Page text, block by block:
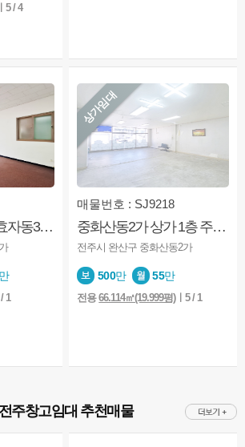
5 / 4
전주상가월세 ★효자동3가★1층★도로변★내부화장실★주차가능
1
상가임대
매물번호 : SJ9218
중화산동2가 상가 1층 주거밀집 상권 안정적인 운영 다양한 업종 가능 / 실매물 / 상담환
전주시 완산구 중화산동2가
500만 55만
전용66.114㎡(19.999평)ㅣ5 / 1
전주창고임대 추천매물